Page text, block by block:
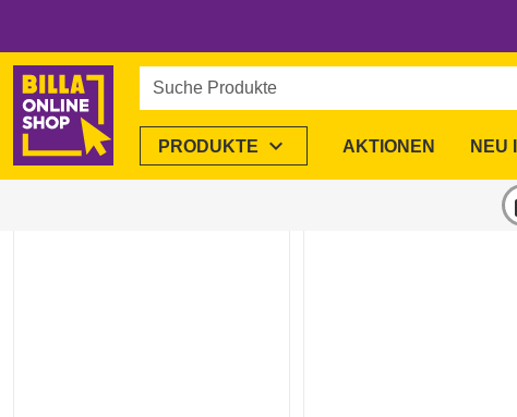
Suche Produkte
PRODUKTE expand_more AKTIONEN NEU
Thurnerim BILLA
6 Produkte